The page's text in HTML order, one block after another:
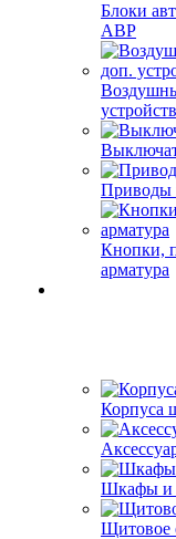
Блоки
АВР
Приводы
Кнопки,
арматура
Корпуса
Шкафы и
Щитовое